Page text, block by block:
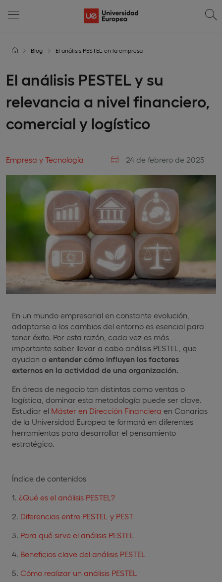
Blog El análisis PESTEL en la empresa
El análisis PESTEL y su
relevancia a nivel financiero,
comercial y logístico
Empresa y Tecnología 24 de febrero de 2025
En un mundo empresarial en constante evolución,
adaptarse a los cambios del entorno es esencial para
tener éxito. Por esta razón, cada vez es más
importante saber llevar a cabo análisis PESTEL, que
ayudan a entender cómo influyen los factores
externos en la actividad de una organización.
En áreas de negocio tan distintas como ventas o
logística, dominar esta metodología puede ser clave.
Estudiar el Máster en Dirección Financiera en Canarias
de la Universidad Europea te formará en diferentes
herramientas para desarrollar el pensamiento
estratégico.
Índice de contenidos
¿Qué es el análisis PESTEL?
Diferencias entre PESTEL y PEST
Para qué sirve el análisis PESTEL
Beneficios clave del análisis PESTEL
Cómo realizar un análisis PESTEL